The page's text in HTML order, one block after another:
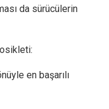
da sürücülerin
en başarılı